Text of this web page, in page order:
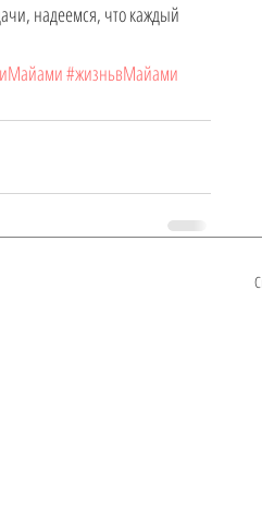
надеемся, что каждый
#жизньвМайами